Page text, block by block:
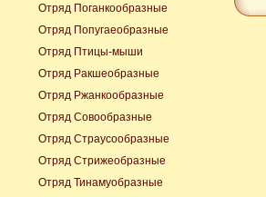
Отряд Поганкообразные
Отряд Попугаеобразные
Отряд Птицы-мыши
Отряд Ракшеобразные
Отряд Ржанкообразные
Отряд Совообразные
Отряд Страусообразные
Отряд Стрижеобразные
Отряд Тинамуобразные